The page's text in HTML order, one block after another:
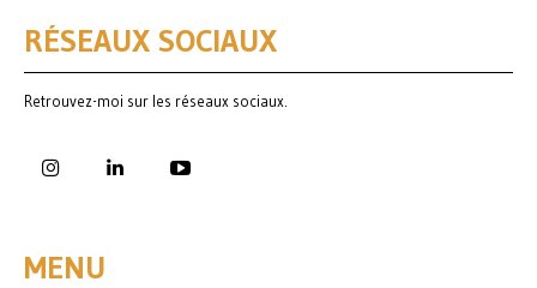
RÉSEAUX SOCIAUX
Retrouvez-moi sur les réseaux sociaux.
MENU